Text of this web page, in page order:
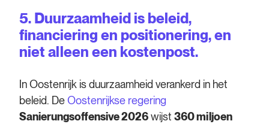
5. Duurzaamheid is beleid,
financiering en positionering, en
niet alleen een kostenpost.
In Oostenrijk is duurzaamheid verankerd in het
beleid. DeOostenrijkse regering
Sanierungsoffensive 2026wijst360 miljoen